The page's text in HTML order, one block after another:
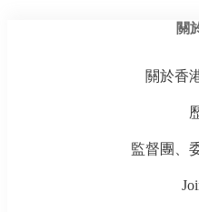
關
關於香
監督團、